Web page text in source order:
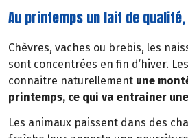
Au printemps un lait de
Chèvres, vaches ou brebis, les
sont concentrées en fin d’hiver.
connaitre naturellement une
printemps, ce qui va entrainer
Les animaux paissent dans des